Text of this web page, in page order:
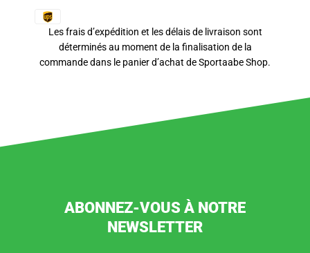
Les frais d’expédition et les délais de livraison sont
déterminés au moment de la finalisation de la
commande dans le panier d’achat de Sportaabe Shop.
ABONNEZ-VOUS À NOTRE
NEWSLETTER